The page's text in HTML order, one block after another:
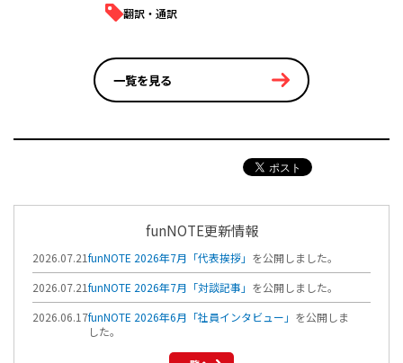
翻訳・通訳
一覧を見る
funNOTE更新情報
2026.07.21funNOTE 2026年7月「代表挨拶」 を公開しました。
2026.07.21funNOTE 2026年7月「対談記事」 を公開しました。
2026.06.17funNOTE 2026年6月「社員インタビュー」 を公開しま
した。